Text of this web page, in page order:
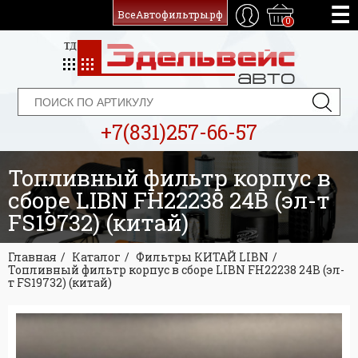
ВсеАвтофильтры.рф
0
+7(831)257-66-57
Топливный фильтр корпус в
сборе LIBN FH22238 24В (эл-т
FS19732) (китай)
Главная Каталог
Фильтры КИТАЙ LIBN
Топливный фильтр корпус в сборе LIBN FH22238 24В (эл-
т FS19732) (китай)